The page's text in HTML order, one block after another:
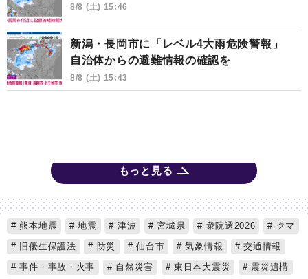
8/8 (土) 15:46
新潟・長岡市に「レベル4大雨危険警報」
自治体からの避難情報の確認を
8/8 (土) 15:43
もっと見る
熊本地震 地震 津波 宮城県 衆院選2026
クマ
旧優生保護法
防災 仙台市 気象情報
交通情報
事件・事故・火事
自然災害 東日本大震災
震災遺構